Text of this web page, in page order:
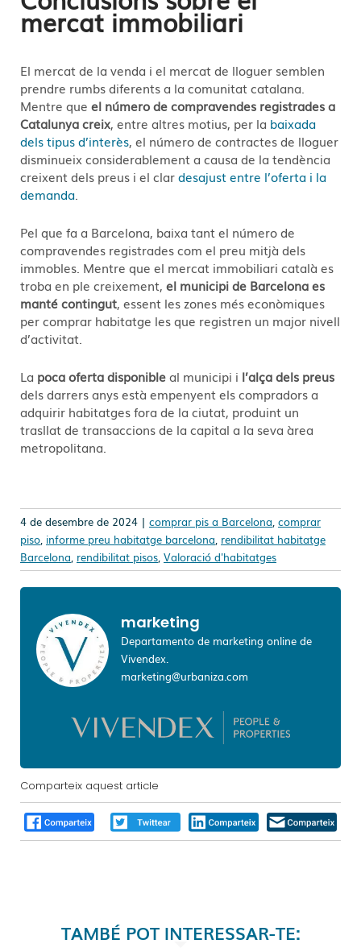
mercat immobiliari
El mercat de la venda i el mercat de lloguer semblen
prendre rumbs diferents a la comunitat catalana.
Mentre que el número de compravendes registrades a
Catalunya creix, entre altres motius, per la baixada
dels tipus d’interès, el número de contractes de lloguer
disminueix considerablement a causa de la tendència
creixent dels preus i el clardesajust entre l’oferta i la
demanda
Pel que fa a Barcelona, baixa tant el número de
compravendes registrades com el preu mitjà dels
immobles. Mentre que el mercat immobiliari català es
troba en ple creixement, el municipi de Barcelona es
manté contingut, essent les zones més econòmiques
per comprar habitatge les que registren un major nivell
d’activitat.
La poca oferta disponibleal municipi i l’alça dels preus
dels darrers anys està empenyent els compradors a
adquirir habitatges fora de la ciutat, produint un
trasllat de transaccions de la capital a la seva àrea
metropolitana.
4 de desembre de 2024 | comprar pis a Barcelona, comprar
piso, informe preu habitatge barcelona, rendibilitat habitatge
Barcelona, rendibilitat pisos, Valoració d'habitatges
marketing
Departamento de marketing online de
Vivendex.
marketing@urbaniza.com
Comparteix aquest article
TAMBÉ POT INTERESSAR-TE: